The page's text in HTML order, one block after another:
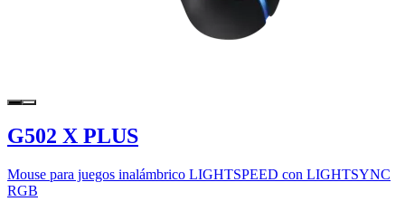
G502 X PLUS
Mouse para juegos inalámbrico LIGHTSPEED con LIGHTSYNC
RGB